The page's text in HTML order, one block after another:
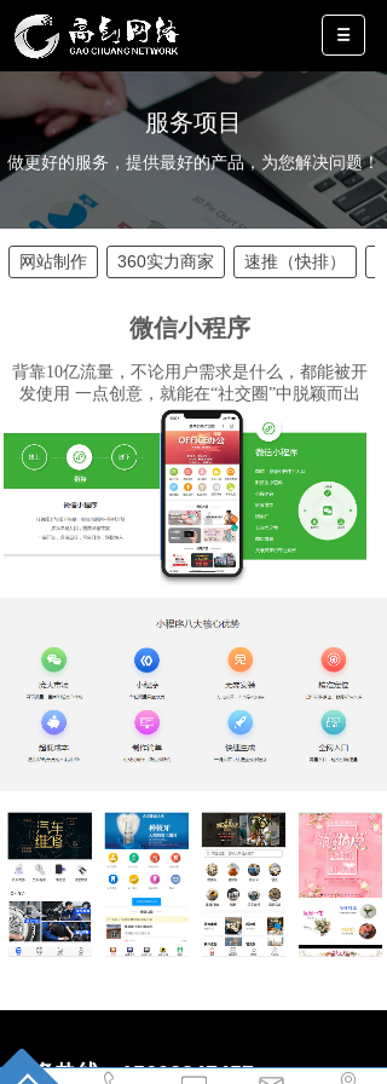
服务项目
做更好的服务，提供最好的产品，为您解决问题！
网站制作 360实力商家 速推（快排）
微信小程序
背靠10亿流量，不论用户需求是什么，都能被开
发使用 一点创意，就能在“社交圈”中脱颖而出
服务热线：15602847457